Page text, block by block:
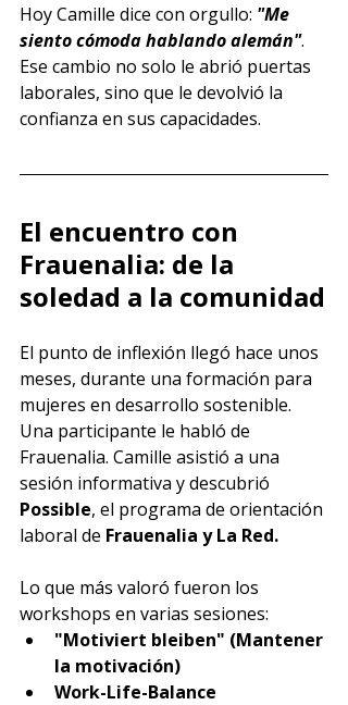
Hoy Camille dice con orgullo: "Me
siento cómoda hablando alemán".
Ese cambio no solo le abrió puertas
laborales, sino que le devolvió la
confianza en sus capacidades.
El encuentro con
Frauenalia: de la
soledad a la comunidad
El punto de inflexión llegó hace unos
meses, durante una formación para
mujeres en desarrollo sostenible.
Una participante le habló de
Frauenalia. Camille asistió a una
sesión informativa y descubrió
Possible, el programa de orientación
laboral de Frauenalia y La Red.
Lo que más valoró fueron los
workshops en varias sesiones:
"Motiviert bleiben" (Mantener
la motivación)
Work-Life-Balance